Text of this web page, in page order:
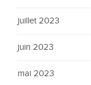
juillet 2023
juin 2023
mai 2023